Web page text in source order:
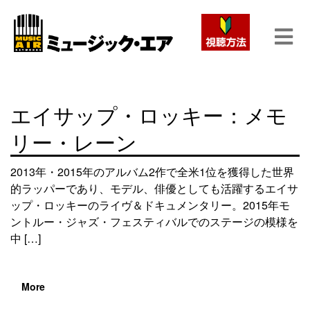
エイサップ・ロッキー：メモ
リー・レーン
2013年・2015年のアルバム2作で全米1位を獲得した世界
的ラッパーであり、モデル、俳優としても活躍するエイサ
ップ・ロッキーのライヴ＆ドキュメンタリー。2015年モ
ントルー・ジャズ・フェスティバルでのステージの模様を
中 […]
More